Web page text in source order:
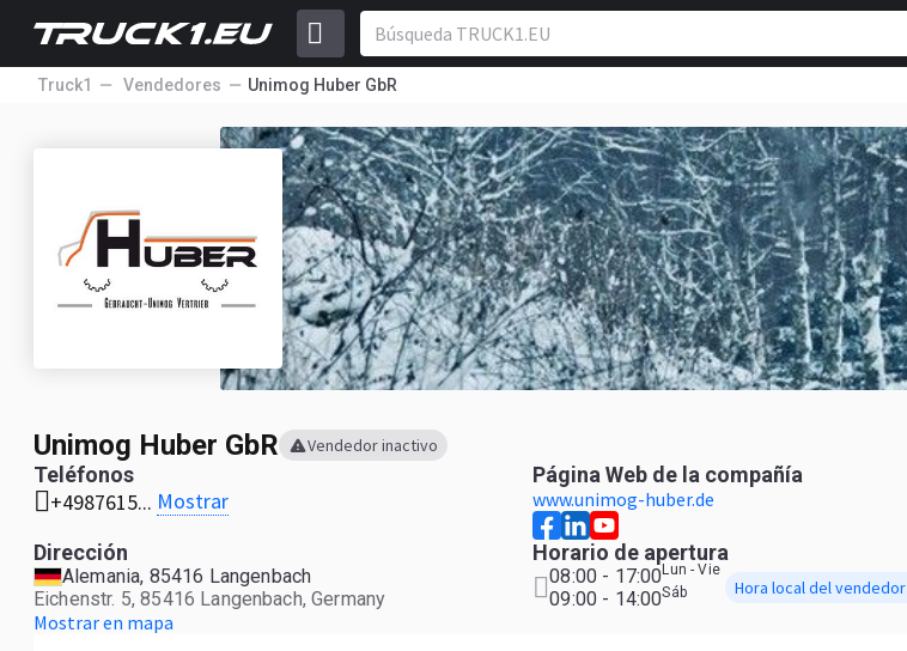
Truck1 Vendedores Unimog Huber GbR
Unimog Huber GbR Vendedor inactivo
Teléfonos
+4987615... Mostrar
Página Web de la compañía
www.unimog-huber.de
Dirección
Alemania, 85416 Langenbach
Eichenstr. 5, 85416 Langenbach, Germany
Mostrar en mapa
Horario de apertura
08:00 - 17:00Lun - Vie
09:00 - 14:00Sáb Hora local del vendedor